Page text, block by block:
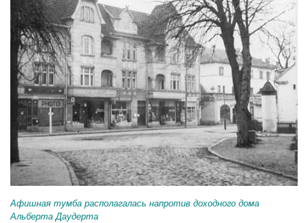
Афишная тумба располагалась напротив доходного дома
Альберта Даудерта